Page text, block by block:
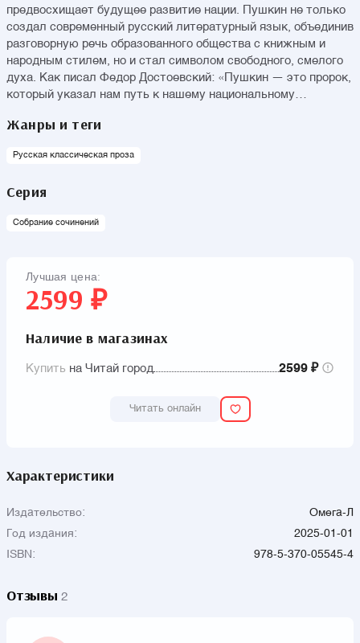
предвосхищает будущее развитие нации. Пушкин не только
создал современный русский литературный язык, объединив
разговорную речь образованного общества с книжным и
народным стилем, но и стал символом свободного, смелого
духа. Как писал Федор Достоевский: «Пушкин — это пророк,
который указал нам путь к нашему национальному
стихотворения и сказки Пушкина. Во второй том собрания
пленник», «Цыганы», «Медный всадник» и другие, а также
сочинений вошли драматические произведения: «Борис
другие; а также романы и повести: «Арап Петра Великого»,
Жанры и теги
Русская классическая проза
Серия
Собрание сочинений
Лучшая цена:
2599 ₽
Наличие в магазинах
Купить на Читай город 2599 ₽
Читать онлайн
Характеристики
Издательство:
Омега-Л
Год издания:
2025-01-01
ISBN:
978-5-370-05545-4
Отзывы 2